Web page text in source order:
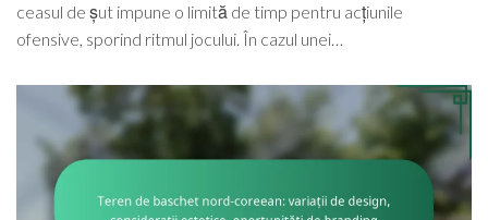
ceasul de șut impune o limită de timp pentru acțiunile
ofensive, sporind ritmul jocului. În cazul unei…